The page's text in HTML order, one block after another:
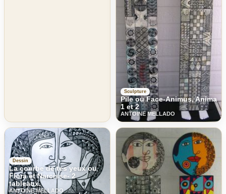
Sculpture
Pile ou Face-Animus, Anima
1 et 2
ANTOINE MELLADO
Dessin
La courbe de tes yeux ou
Flora et Narcisse- 2
tableaux.
ANTOINE MELLADO